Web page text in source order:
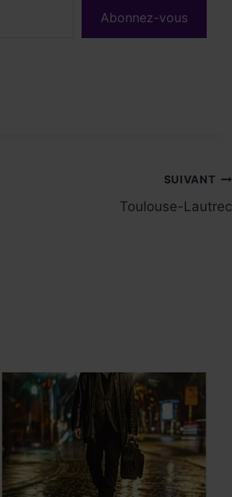
Réservez !
Abonnez-vous
SUIVANT
Toulouse-Lautrec